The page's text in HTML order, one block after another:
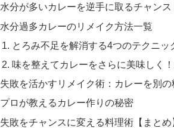
水分が多いカレーを逆手に取るチャンス
水分過多カレーのリメイク方法一覧
とろみ不足を解消する4つのテクニッ
味を整えてカレーをさらに美味しく
失敗を活かすリメイク術：カレーを別の
プロが教えるカレー作りの秘密
失敗をチャンスに変える料理術【まとめ